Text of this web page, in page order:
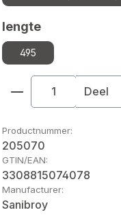
Selecteer
lengte
495
Deel
Productnummer:
205070
GTIN/EAN:
3308815074078
Manufacturer:
Sanibroy